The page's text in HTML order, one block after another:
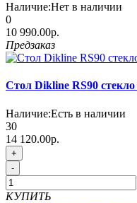
Наличие:Нет в наличии
0
10 990.00р.
Предзаказ
Стол Dikline RS90
Наличие:Есть в наличии
30
14 120.00р.
+
-
КУПИТЬ